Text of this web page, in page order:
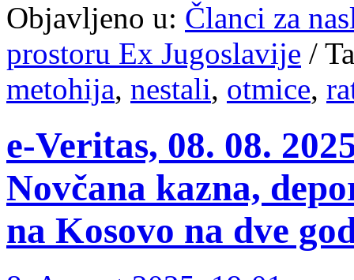
Objavljeno u: Članci za
prostoru Ex Jugoslavije /
metohija, nestali, otmice,
e-Veritas, 08. 08.
Novčana kazna,
na Kosovo na dve